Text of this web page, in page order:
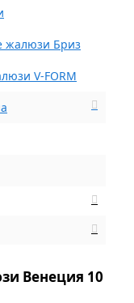
жалюзи Бриз
V-FORM
Венеция 10